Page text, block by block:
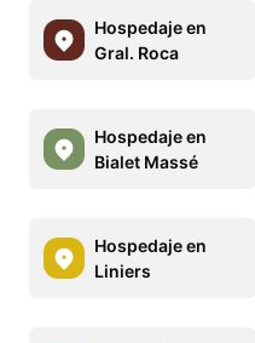
Hospedaje en
Gral. Roca
Hospedaje en
Bialet Massé
Hospedaje en
Liniers